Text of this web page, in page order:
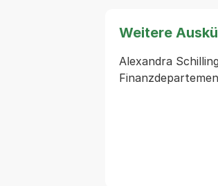
Weitere
Alexandra